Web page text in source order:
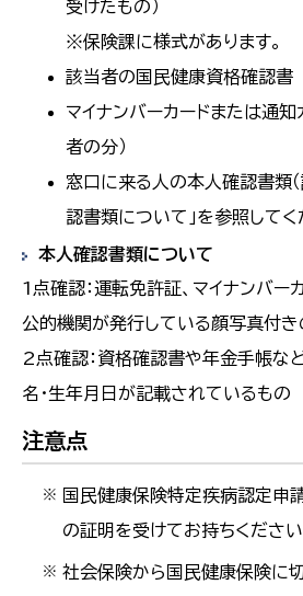
受けたもの）
※保険課に様式があります。
該当者の国民健康資格確認書
マイナンバーカードまたは通知
者の分）
窓口に来る人の本人確認書類
認書類について」を参照してく
本人確認書類について
1点確認：運転免許証、マイナンバー
公的機関が発行している顔写真付き
2点確認：資格確認書や年金手帳な
名・生年月日が記載されているもの
注意点
※
国民健康保険特定疾病認定申
の証明を受けてお持ちください
※ 社会保険から国民健康保険に